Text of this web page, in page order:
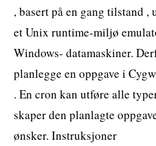
, basert på en gang tilstand
et Unix runtime-miljø
Windows- datamaskiner.
planlegge en oppgave i
. En cron kan utføre alle
skaper den planlagte
ønsker. Instruksjoner